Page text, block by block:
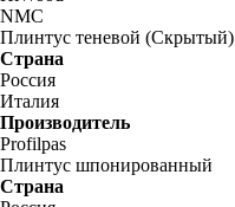
NMC
Плинтус теневой (Скрытый)
Страна
Россия
Италия
Производитель
Profilpas
Плинтус шпонированный
Страна